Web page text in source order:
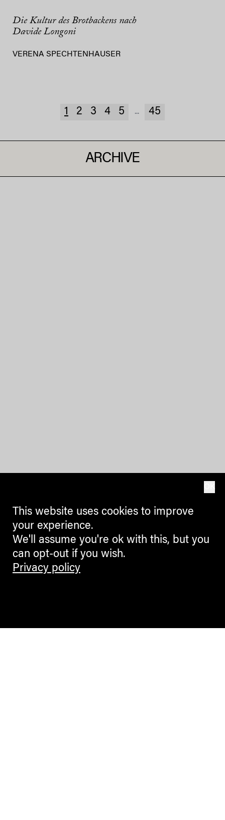
Die Kultur des Brotbackens nach
Davide Longoni
VERENA SPECHTENHAUSER
1 2 3 4 5 ... 45
ARCHIVE
This website uses cookies to improve
your experience.
We'll assume you're ok with this, but you
can opt-out if you wish.
Privacy policy